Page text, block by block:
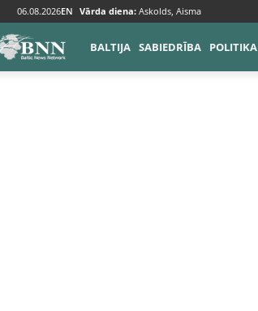
06.08.2026EN Vārda diena: Askolds, Aisma
BALTIJA SABIEDRĪBA POLITIKA
Dzīvnieku slimības